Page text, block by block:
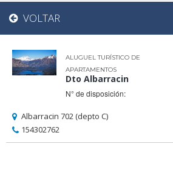
Onde dormir em
Bariloche
Nome
Tipo de hospedagem
VOLTAR
ALUGUEL TURÍSTICO DE
APARTAMENTOS
Dto Albarracin
N° de disposición:
Albarracin 702 (depto C)
154302762